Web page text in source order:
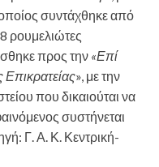
συντάχθηκε από
ρουμελιώτες
προς την «Επί
Επικρατείας», με την
που δικαιούται να
συστήνεται
Γ. Α. Κ. Κεντρική-